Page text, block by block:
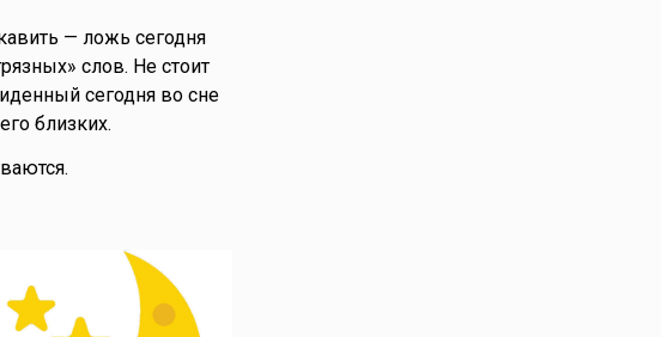
— ложь сегодня
слов. Не стоит
сегодня во сне
близких.